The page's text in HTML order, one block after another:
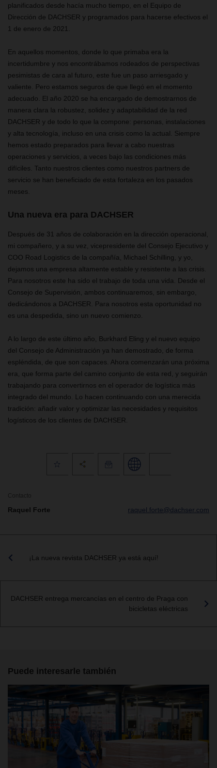
planificados desde hacía mucho tiempo, en el Equipo de
Dirección de DACHSER y programados para hacerse efectivos el
1 de enero de 2021.
En aquellos momentos, donde lo que primaba era la
incertidumbre y nos encontrábamos rodeados de perspectivas
pesimistas de cara al futuro, este fue un paso arriesgado y
valiente. Pero estamos seguros de que llegó en el momento
adecuado. El año 2020 se ha encargado de demostrarnos de
manera clara la robustez, solidez y adaptabilidad de la red
DACHSER y de todo lo que la compone: personas, instalaciones
y alta tecnología, incluso en una crisis como la actual. Siempre
hemos estado preparados para llevar a cabo nuestras
operaciones y servicios, a veces bajo las condiciones más
difíciles. Tanto nuestros clientes como nuestros partners de
servicio se han beneficiado de esta fortaleza en los pasados
meses.
Una nueva era para DACHSER
Después de 31 años de colaboración en la dirección operacional,
mi compañero, y a su vez, vicepresidente del Consejo Ejecutivo y
COO Road Logistics de la compañía, Michael Schilling, y yo,
dejamos una empresa altamente estable y resistente a las crisis.
Para nosotros este ha sido el trabajo de toda una vida. Desde el
Consejo de Supervisión, ambos continuaremos, sin embargo,
dedicándonos a DACHSER. Para nosotros esta oportunidad no
es una despedida, sino un nuevo comienzo.
A lo largo de este último año, Burkhard Eling y el nuevo equipo
del Consejo de Administración ya han demostrado, de forma
espléndida, de que son capaces. Ahora comenzarán una próxima
era, que forma parte del camino conjunto de esta red, y seguirán
trabajando para convertirnos en el operador de logística más
integrado del mundo. Lo hacen continuando con una merecida
tradición: añadir valor y optimizar las necesidades y requisitos
logísticos de los clientes de DACHSER.
Contacto
Raquel Forte raquel.forte@dachser.com
¡La nueva revista DACHSER ya está aquí!
DACHSER entrega mercancías en el centro de Praga con
bicicletas eléctricas
Puede interesarle también